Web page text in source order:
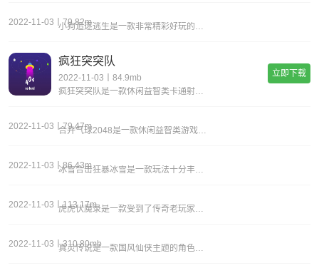
2022-11-03丨79.82m 小狗追逐逃生是一款非常精彩好玩的密室类躲猫猫游戏，在最新的小狗追逐逃生游戏中，可爱呆萌的小狗狗进化成为巨型的超强肌肉狗，在这个神秘的密室里，它将成为你最强大的敌人。而你的任务就是在这诸多的密室里，积极寻找各种线索的同时，小心并逃离狗狗的追击
疯狂突突队
2022-11-03丨84.9mb
疯狂突突队是一款休闲益智类卡通射击游戏，游戏画面特别软萌可爱，不管是角色还是敌人都由萌萌哒的橡皮人组成，作为一款射击游戏一点儿也不暴力血腥，整体画面绿色干净，就算是小朋友又能放心游玩!游戏主打多样的闯关摧毁方式，自由的精彩挑战，随机的掌握各
立即下载
2022-11-03丨79.47m 合并气球2048是一款休闲益智类游戏，在这款游戏中玩家可以轻松体验到许多不同的元素，游戏玩起来特别的有意思，而且为玩家带来了全新新模式，战斗体系也让玩家感受到了更多的刺激，游戏中也可以遇到很多的挑战对手，特别的精彩。《合并气球2048》游戏
2022-11-03丨86.43m 冰雪合击狂暴冰雪是一款玩法十分丰富的经典冰雪版复古传奇手游，在新开的冰雪合击狂暴冰雪游戏中，采用了最先进的3d虚拟引擎，以细腻的场景画面，为玩家打造了一个经典的冰雪传奇大世界。多种不同的玩法模式，同时，游戏还将支持玩家之前的自由交易，你可以
2022-11-03丨113.17m 虎虎伏魔录是一款受到了传奇老玩家一致好评的经典复古传奇游戏，在这款虎虎伏魔录游戏中玩家需要不断的提升自己的实力，前往不同的副本之中肆意挑战强大的boss，升级超快，boss超多，每天不重样的副本挑战跟成就系统，超多神装领到你手软，挂机系统也
2022-11-03丨310.80mb 真灵传说是一款国风仙侠主题的角色扮演游戏，一个修仙梦，一段修仙故事，一场惊心动魄的门派斗争，一回伉俪情深的仙缘体验，是多少人读完第一本修仙小说后的向往之事。丰富的副本，每一个副本都极具特色，丰富的日常活动，丰富的奖励以九州神话故事为背景，挑